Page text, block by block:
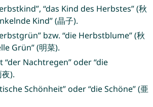
“das Kind des Herbstes” (秋
Kind” (晶子).
bzw. “die Herbstblume” (秋
Grün” (明菜).
“der Nachtregen” oder “die
).
Schönheit” oder “die Schöne” (亜